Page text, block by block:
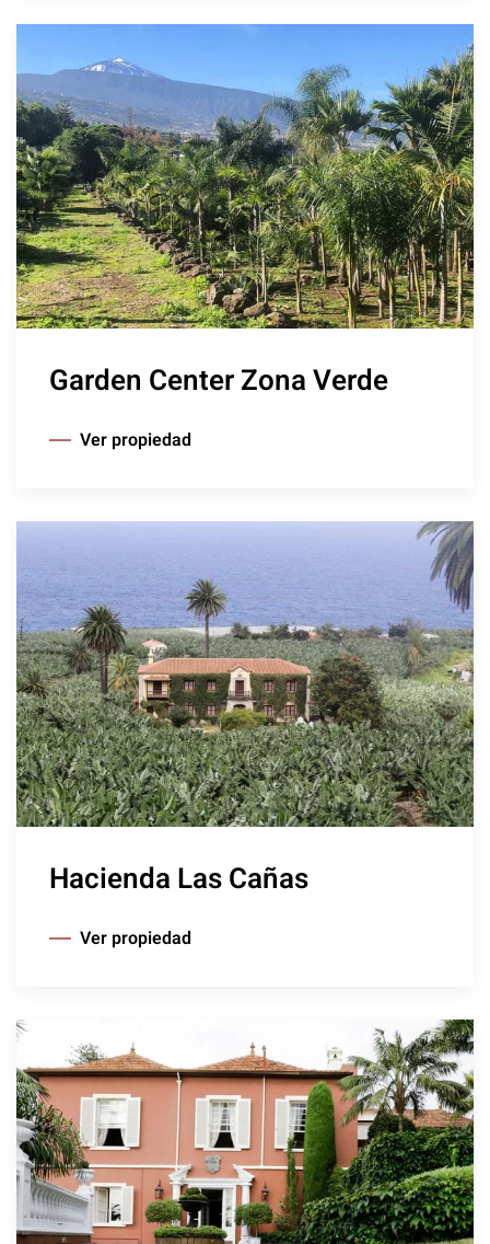
Garden Center Zona Verde
Ver propiedad
Hacienda Las Cañas
Ver propiedad